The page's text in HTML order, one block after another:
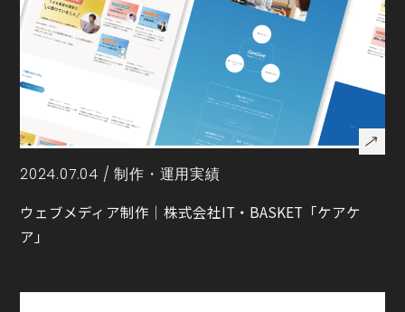
2024.07.04 /制作・運用実績
ウェブメディア制作｜株式会社IT・BASKET「ケアケ
ア」